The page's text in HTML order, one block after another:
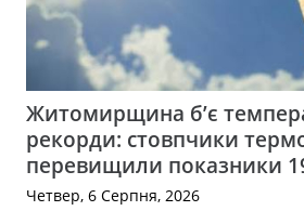
Житомирщина б’є
рекорди: стовпчики
перевищили показники
Четвер, 6 Серпня, 2026